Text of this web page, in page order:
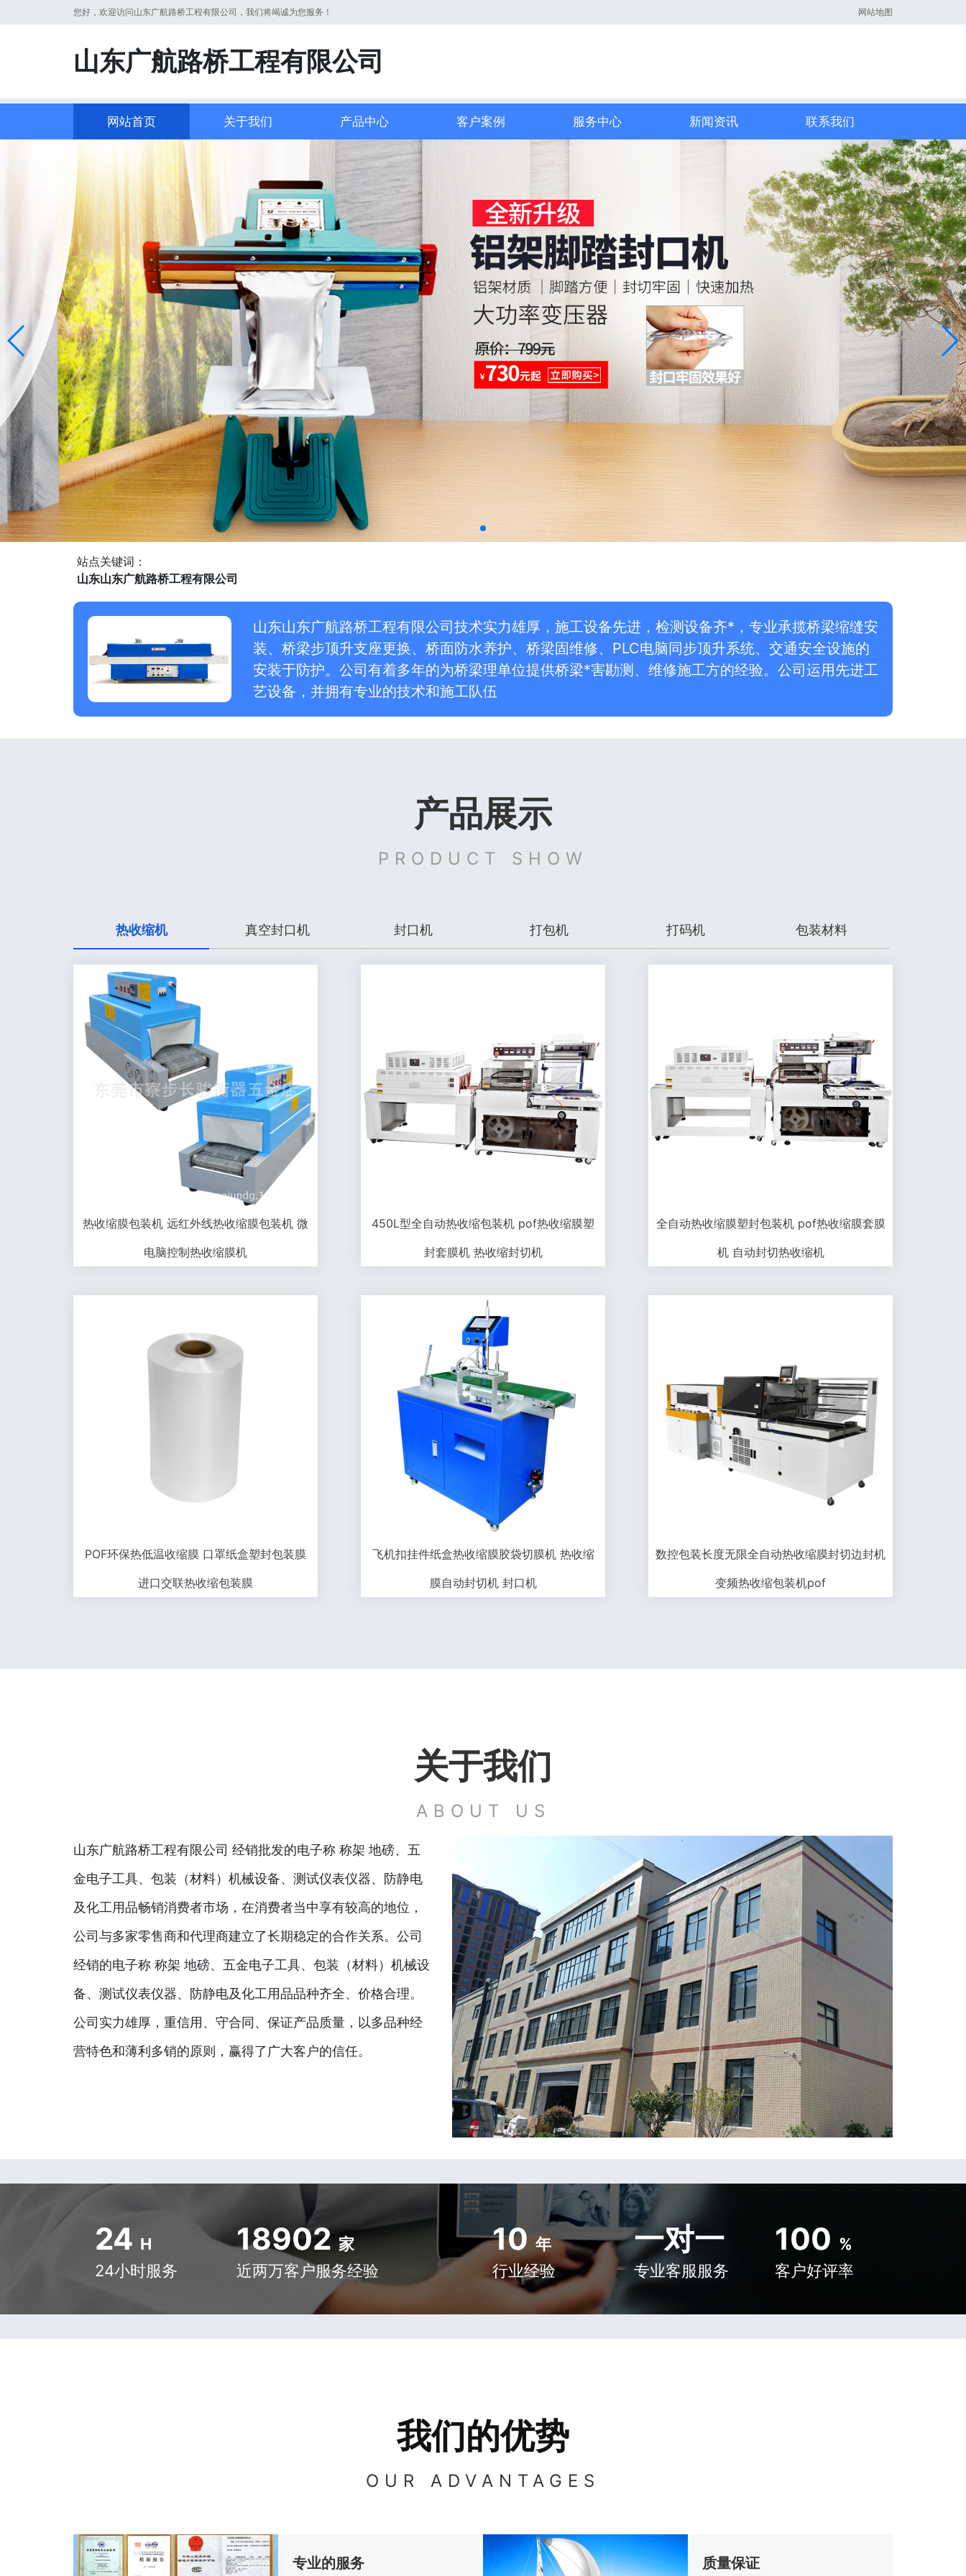
您好，欢迎访问山东广航路桥工程有限公司，我们将竭诚为您服务！ 网站地图
山东广航路桥工程有限公司
网站首页 关于我们 产品中心 客户案例 服务中心 新闻资讯 联系我们
站点关键词：
山东山东广航路桥工程有限公司
山东山东广航路桥工程有限公司技术实力雄厚，施工设备先进，检测设备齐*，专业承揽桥梁缩缝安
装、桥梁步顶升支座更换、桥面防水养护、桥梁固维修、PLC电脑同步顶升系统、交通安全设施的
安装于防护。公司有着多年的为桥梁理单位提供桥梁*害勘测、维修施工方的经验。公司运用先进工
艺设备，并拥有专业的技术和施工队伍
产品展示
PRODUCT SHOW
热收缩机 真空封口机 封口机 打包机 打码机 包装材料
热收缩膜包装机 远红外线热收缩膜包装机 微
电脑控制热收缩膜机
450L型全自动热收缩包装机 pof热收缩膜塑
封套膜机 热收缩封切机
全自动热收缩膜塑封包装机 pof热收缩膜套膜
机 自动封切热收缩机
POF环保热低温收缩膜 口罩纸盒塑封包装膜
进口交联热收缩包装膜
飞机扣挂件纸盒热收缩膜胶袋切膜机 热收缩
膜自动封切机 封口机
数控包装长度无限全自动热收缩膜封切边封机
变频热收缩包装机pof
关于我们
ABOUT US
山东广航路桥工程有限公司 经销批发的电子称 称架 地磅、五
金电子工具、包装（材料）机械设备、测试仪表仪器、防静电
及化工用品畅销消费者市场，在消费者当中享有较高的地位，
公司与多家零售商和代理商建立了长期稳定的合作关系。公司
经销的电子称 称架 地磅、五金电子工具、包装（材料）机械设
备、测试仪表仪器、防静电及化工用品品种齐全、价格合理。
公司实力雄厚，重信用、守合同、保证产品质量，以多品种经
营特色和薄利多销的原则，赢得了广大客户的信任。
24 H
24小时服务
18902 家
近两万客户服务经验
10 年
行业经验
一对一
专业客服服务
100 %
客户好评率
我们的优势
OUR ADVANTAGES
专业的服务 质量保证